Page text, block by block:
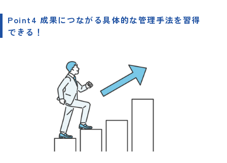
Point4 成果につながる具体的な管理手法を習得
できる！